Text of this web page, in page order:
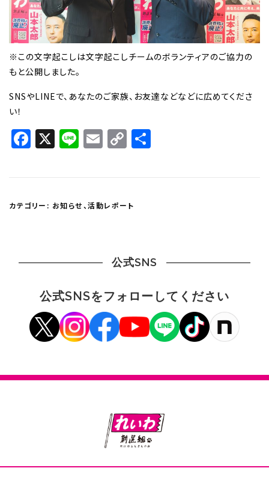
※この文字起こしは文字起こしチームのボランティアのご協力の
もと公開しました。
SNSやLINEで、あなたのご家族、お友達などなどに広めてくださ
い！
Facebook
X LineEmail
Copy
Link
カテゴリー: お知らせ、活動レポート
公式SNS
公式SNSをフォローしてください